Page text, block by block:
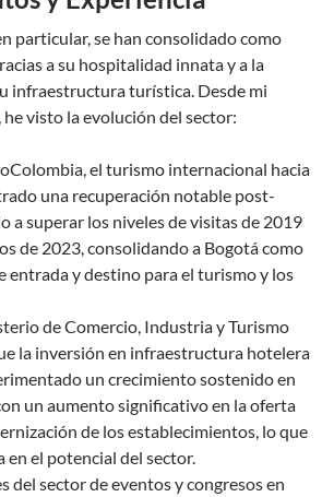
particular, se han consolidado como
a su hospitalidad innata y a la
infraestructura turística. Desde mi
visto la evolución del sector:
el turismo internacional hacia
una recuperación notable post-
a superar los niveles de visitas de 2019
de 2023, consolidando a Bogotá como
entrada y destino para el turismo y los
de Comercio, Industria y Turismo
la inversión en infraestructura hotelera
un crecimiento sostenido en
un aumento significativo en la oferta
de los establecimientos, lo que
en el potencial del sector.
del sector de eventos y congresos en